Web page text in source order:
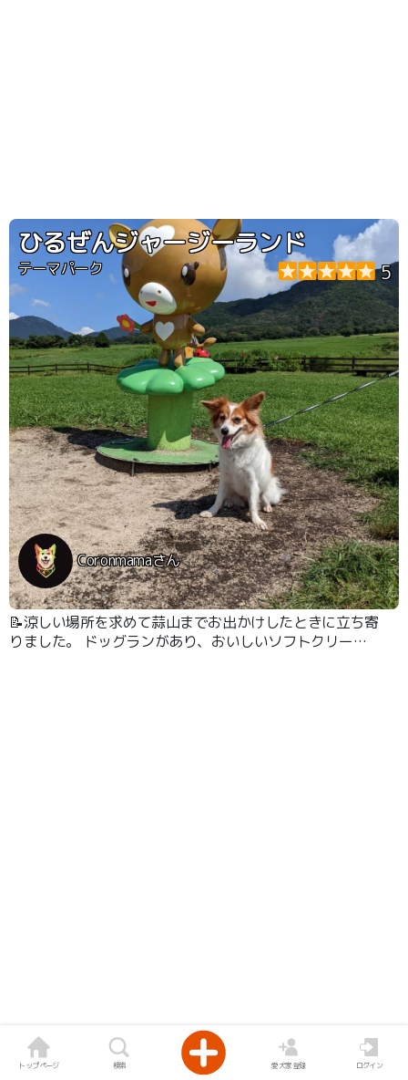
ひるぜんジャージーランド
テーマパーク 5
Coronmamaさん
📝涼しい場所を求めて蒜山までお出かけしたときに立ち寄
りました。 ドッグランがあり、おいしいソフトクリーム
トップページ 検索 愛犬家登録 ログイン